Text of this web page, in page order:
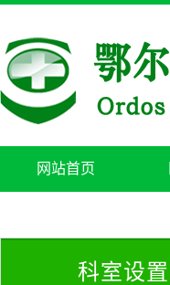
网站首页
科室设置